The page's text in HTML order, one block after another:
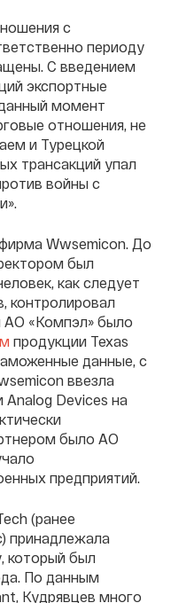
с
периоду
С введением
экспортные
момент
отношения, не
и Турецкой
трансакций упал
войны с
Wwsemicon. До
был
как следует
контролировал
«Компэл» было
продукции Texas
данные, с
ввезла
Devices на
было АО
предприятий.
(ранее
принадлежала
который был
По данным
Кудрявцев много